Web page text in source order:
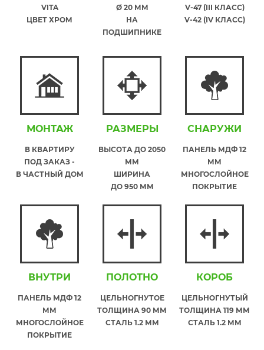
VITA
ЦВЕТ ХРОМ
Ø 20 ММ
НА
ПОДШИПНИКЕ
V-47 (III КЛАСС)
V-42 (IV КЛАСС)
МОНТАЖ
В КВАРТИРУ
ПОД ЗАКАЗ -
В ЧАСТНЫЙ ДОМ
РАЗМЕРЫ
ВЫСОТА ДО 2050
ММ
ШИРИНА
ДО 950 ММ
СНАРУЖИ
ПАНЕЛЬ МДФ 12
ММ
МНОГОСЛОЙНОЕ
ПОКРЫТИЕ
ВНУТРИ
ПАНЕЛЬ МДФ 12
ММ
МНОГОСЛОЙНОЕ
ПОКРЫТИЕ
ПОЛОТНО
ЦЕЛЬНОГНУТОЕ
ТОЛЩИНА 90 ММ
СТАЛЬ 1.2 ММ
КОРОБ
ЦЕЛЬНОГНУТЫЙ
ТОЛЩИНА 119 ММ
СТАЛЬ 1.2 ММ